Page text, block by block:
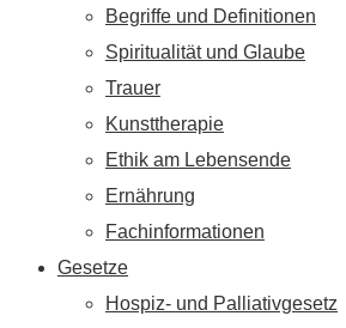
Begriffe und Definitionen
Spiritualität und Glaube
Trauer
Kunsttherapie
Ethik am Lebensende
Ernährung
Fachinformationen
Gesetze
Hospiz- und Palliativgesetz